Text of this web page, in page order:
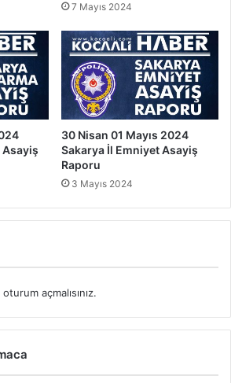
7 Mayıs 2024
Asayiş
30 Nisan 01 Mayıs 2024
Sakarya İl Emniyet Asayiş
Raporu
3 Mayıs 2024
oturum açmalısınız.